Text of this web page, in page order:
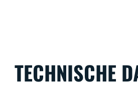
TECHNISCHE